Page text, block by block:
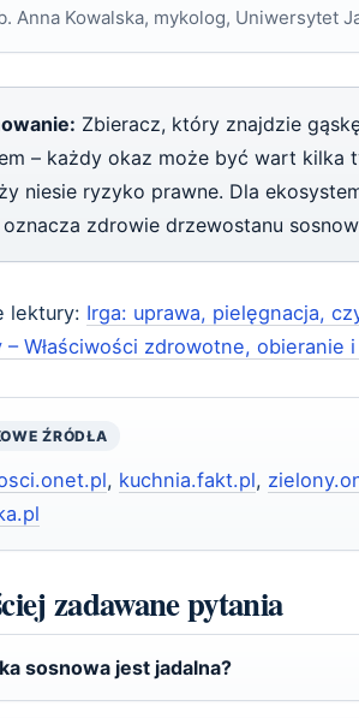
Anna Kowalska, mykolog, Uniwersytet
Zbieracz, który znajdzie
– każdy okaz może być wart kilka
niesie ryzyko prawne. Dla
zdrowie drzewostanu
lektury: Irga: uprawa, pielęgnacja,
– Właściwości zdrowotne, obieranie
ŹRÓDŁA
, kuchnia.fakt.pl,
zadawane pytania
sosnowa jest jadalna?